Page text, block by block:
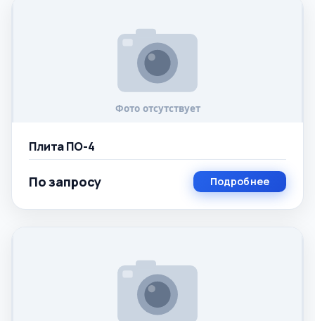
Плита ПО-4
По запросу Подробнее